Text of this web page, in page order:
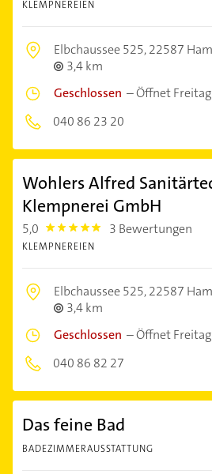
KLEMPNEREIEN
Elbchaussee 525,22587
3,4 km
Geschlossen –Öffnet
040 86 23 20
Wohlers Alfred
Klempnerei GmbH
5,0 5.0 3 Bewertungen
KLEMPNEREIEN
Elbchaussee 525,22587
3,4 km
Geschlossen –Öffnet
040 86 82 27
Das feine Bad
BADEZIMMERAUSSTATTUNG